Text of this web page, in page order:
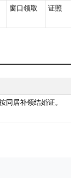
窗口领取 证照
同居补领结婚证。